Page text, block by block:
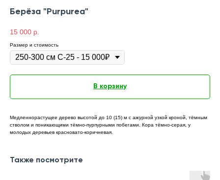
Берёза "Purpurea"
15 000 р.
Размер и стоимость
В корзину
Медленнорастущее дерево высотой до 10 (15) м с ажурной узкой кроной, тёмным
стволом и поникающими тёмно-пурпурными побегами. Кора тёмно-серая, у
молодых деревьев красновато-коричневая.
Также посмотрите